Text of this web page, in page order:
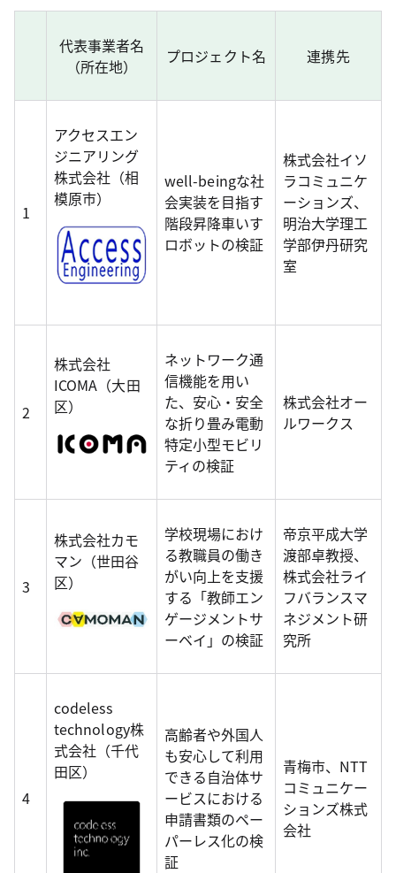
代表事業者名
（所在地）
プロジェクト名 連携先
1
アクセスエン
ジニアリング
株式会社（相
模原市）
well-beingな社
会実装を目指す
階段昇降車いす
ロボットの検証
株式会社イソ
ラコミュニケ
ーションズ、
明治大学理工
学部伊丹研究
室
2
株式会社
ICOMA（大田
区）
ネットワーク通
信機能を用い
た、安心・安全
な折り畳み電動
特定小型モビリ
ティの検証
株式会社オー
ルワークス
3
株式会社カモ
マン（世田谷
区）
学校現場におけ
る教職員の働き
がい向上を支援
する「教師エン
ゲージメントサ
ーベイ」の検証
帝京平成大学
渡部卓教授、
株式会社ライ
フバランスマ
ネジメント研
究所
4
codeless
technology株
式会社（千代
田区）
高齢者や外国人
も安心して利用
できる自治体サ
ービスにおける
申請書類のペー
パーレス化の検
証
青梅市、NTT
コミュニケー
ションズ株式
会社